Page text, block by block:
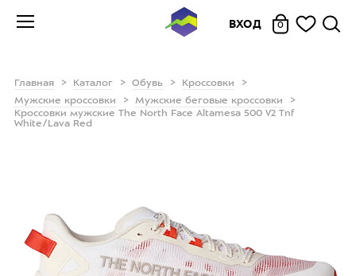
ВХОД 0
Главная Каталог Обувь
Кроссовки
Мужские кроссовки
Мужские беговые кроссовки
Кроссовки мужские The North Face Altamesa 500 V2 Tnf
White/Lava Red